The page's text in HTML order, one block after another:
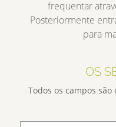
frequentar
Posteriormente
para
OS
Todos os campos